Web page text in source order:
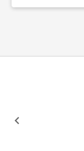
keyboard_arrow_left